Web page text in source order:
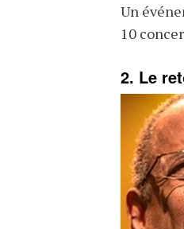
Un
10
2. Le